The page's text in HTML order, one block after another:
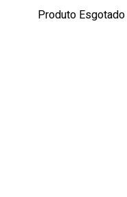
Produto Esgotado